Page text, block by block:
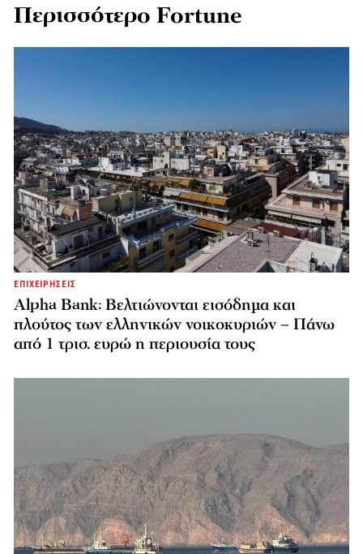
Περισσότερο Fortune
ΕΠΙΧΕΙΡΗΣΕΙΣ
Alpha Bank: Βελτιώνονται εισόδημα και
πλούτος των ελληνικών νοικοκυριών – Πάνω
από 1 τρισ. ευρώ η περιουσία τους